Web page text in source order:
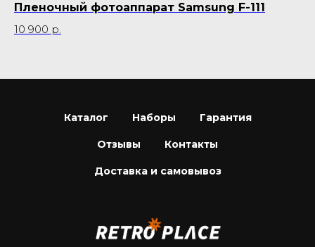
Пленочный фотоаппарат Samsung F-111
10 900 р.
Каталог Наборы Гарантия
Отзывы Контакты
Доставка и самовывоз